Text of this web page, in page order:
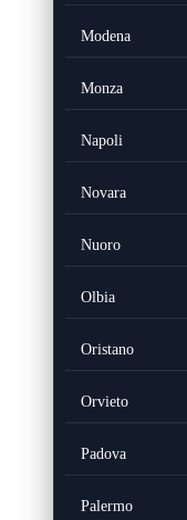
Modena
Monza
Napoli
Novara
Nuoro
Olbia
Oristano
Orvieto
Padova
Palermo